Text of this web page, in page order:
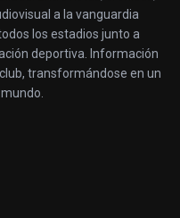
a la vanguardia
los estadios junto a
deportiva. Información
transformándose en un